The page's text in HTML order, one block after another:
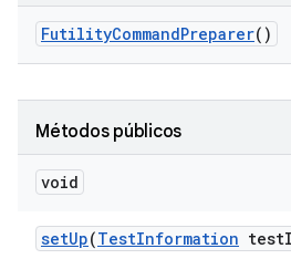
FutilityCommandPreparer()
Métodos públicos
void
setUp(TestInformation test